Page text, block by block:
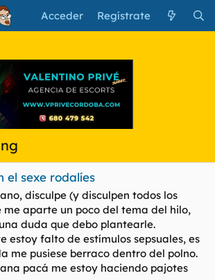
Acceder Regístrate
el sexe rodalíes
disculpe (y disculpen todos los
me aparte un poco del tema del hilo,
duda que debo plantearle.
estoy falto de estímulos sepsuales, es
me pusiese berraco dentro del polno.
pacá me estoy haciendo pajotes